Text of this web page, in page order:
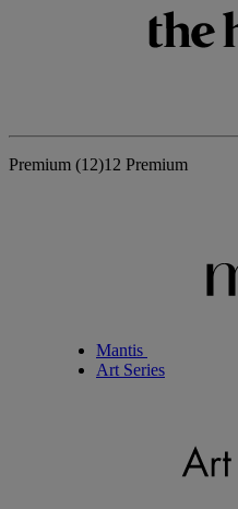
Premium (12)12 Premium
Mantis
Art Series